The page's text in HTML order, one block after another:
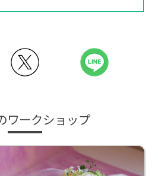
ワークショップ